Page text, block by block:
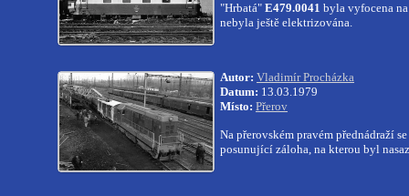
"Hrbatá" E479.0041 byla vyfocena
nebyla ještě elektrizována.
Autor: Vladimír Procházka
Datum: 13.03.1979
Místo: Přerov
Na přerovském pravém přednádraží
posunující záloha, na kterou byl